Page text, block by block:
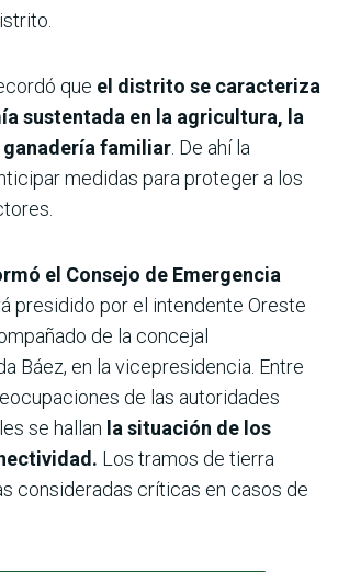
que el distrito se caracteriza
sustentada en la agricultura, la
familiar . De ahí la
medidas para proteger a los
el Consejo de Emergencia
presidido por el intendente Oreste
de la concejal
Báez, en la vicepresidencia. Entre
de las autoridades
se hallan la situación de los
Los tramos de tierra
consideradas críticas en casos de